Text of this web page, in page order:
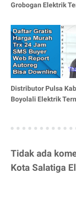
Grobogan Elektrik
Distributor Pulsa
Boyolali Elektrik
Tidak ada
Kota Salatiga